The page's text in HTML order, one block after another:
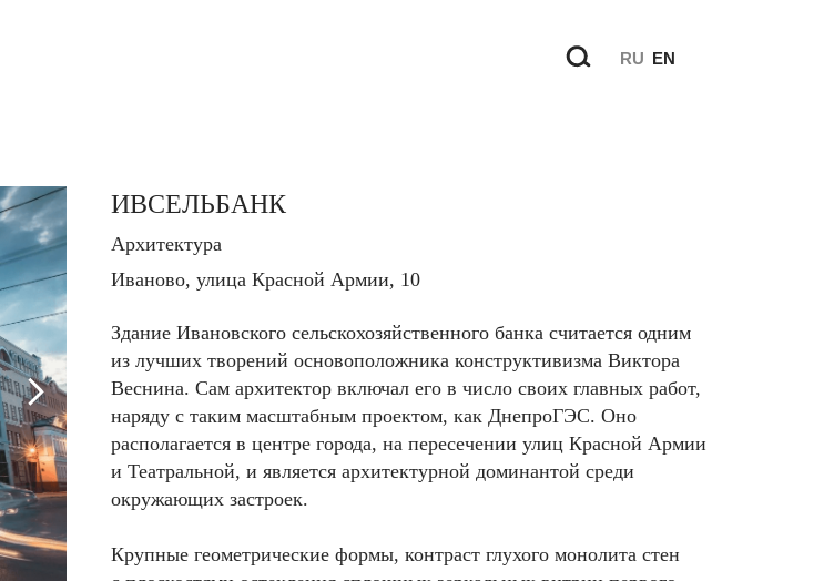
EN
RU
ИВСЕЛЬБАНК
Архитектура
Иваново, улица Красной Армии, 10
Здание Ивановского сельскохозяйственного банка считается одним
из лучших творений основоположника конструктивизма Виктора
Веснина. Сам архитектор включал его в число своих главных работ,
наряду с таким масштабным проектом, как ДнепроГЭС. Оно
располагается в центре города, на пересечении улиц Красной Армии
и Театральной, и является архитектурной доминантой среди
окружающих застроек.
Крупные геометрические формы, контраст глухого монолита стен